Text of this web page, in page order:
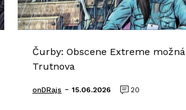
Čurby: Obscene Extreme
Trutnova
onDRajs - 15.06.2026 20